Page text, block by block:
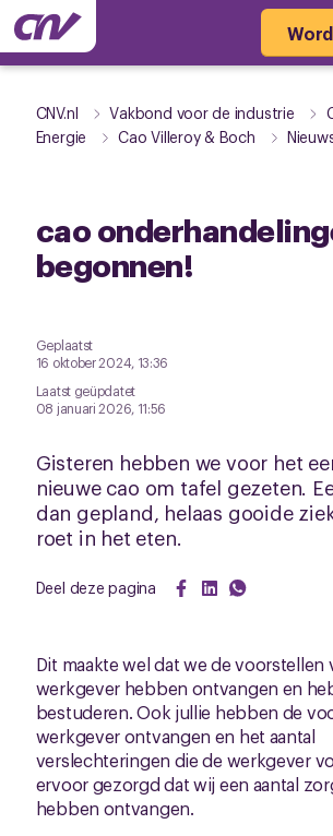
CNV.nl Vakbond voor de industrie
Energie
Cao Villeroy & Boch
cao
begonnen!
Geplaatst
16 oktober 2024, 13:36
Laatst geüpdatet
08 januari 2026, 11:56
Gisteren hebben we voor het
nieuwe cao om tafel gezeten.
dan gepland, helaas gooide
roet in het eten.
Deel deze pagina
Dit maakte wel dat we de voorstellen
werkgever hebben ontvangen en
bestuderen. Ook jullie hebben de
werkgever ontvangen en het aantal
verslechteringen die de werkgever
ervoor gezorgd dat wij een aantal
hebben ontvangen.